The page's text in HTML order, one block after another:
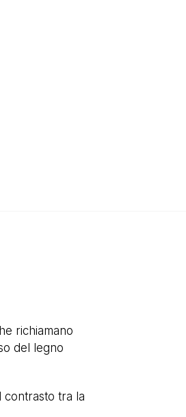
richiamano
del legno
contrasto tra la